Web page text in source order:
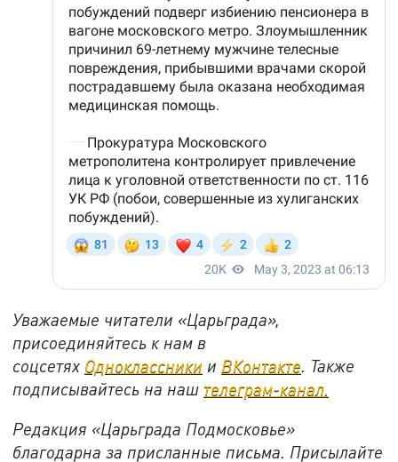
Уважаемые читатели «Царьграда»,
присоединяйтесь к нам в
соцсетях Одноклассники и ВКонтакте . Также
подписывайтесь на наш телеграм-канал.
Редакция «Царьграда Подмосковье»
благодарна за присланные письма. Присылайте